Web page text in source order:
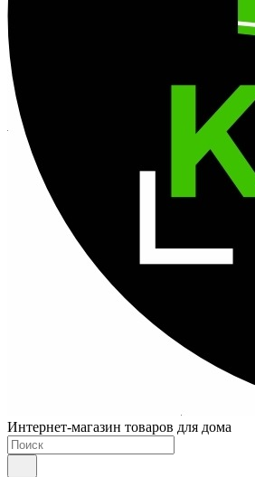
Интернет-магазин товаров для дома